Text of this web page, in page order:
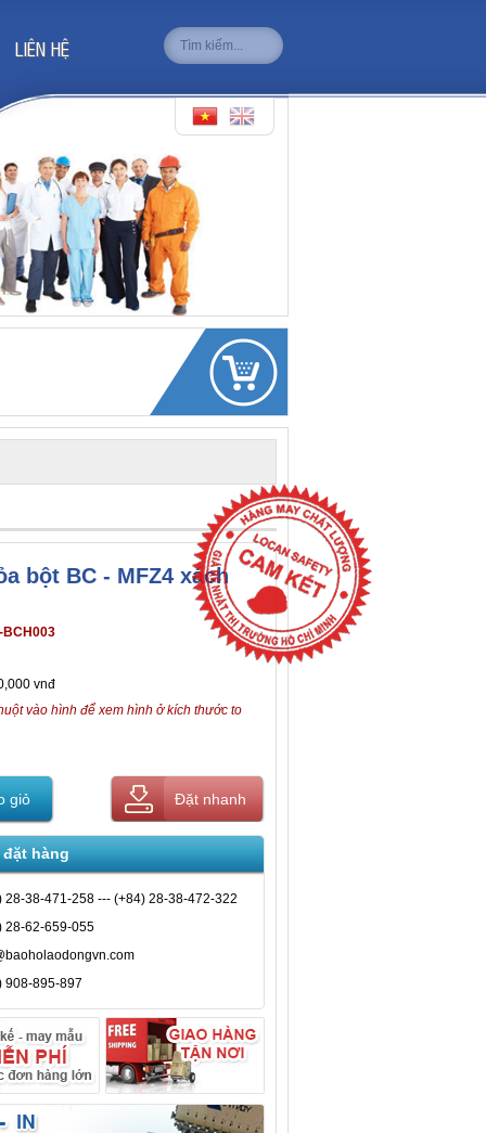
LIÊN HỆ
bột BC - MFZ4 xách
BCH003
vnđ
vào hình để xem hình ở kích thước to
giỏ Đặt nhanh
hàng
28-38-471-258 --- (+84) 28-38-472-322
28-62-659-055
908-895-897